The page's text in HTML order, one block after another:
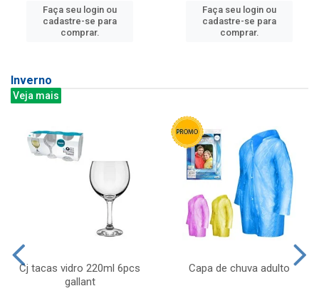
Faça seu login ou
cadastre-se para
comprar.
Faça seu login ou
cadastre-se para
comprar.
Inverno
Veja mais
Cj tacas vidro 220ml 6pcs
gallant
Capa de chuva adulto